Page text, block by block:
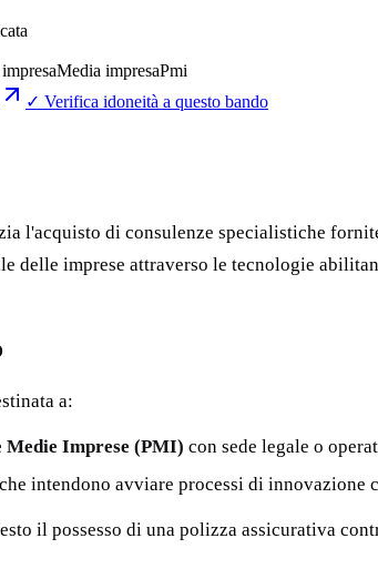
Media impresaPmi
✓ Verifica idoneità a questo bando
l'acquisto di consulenze specialistiche
delle imprese attraverso le tecnologie
a:
Medie Imprese (PMI) con sede legale o
che intendono avviare processi di innovazione
il possesso di una polizza assicurativa